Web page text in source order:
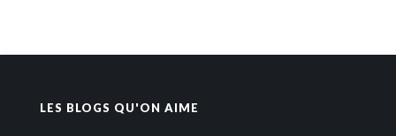
LES BLOGS QU'ON AIME